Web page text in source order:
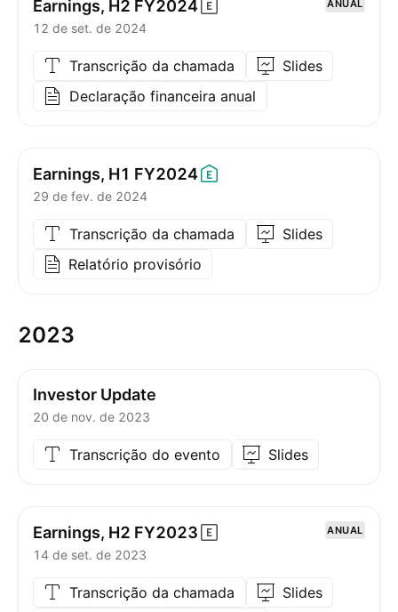
Earnings, H2 FY2024 ANUAL
12 de set. de 2024
Transcrição da chamada
Slides
Declaração financeira anual
Earnings, H1 FY2024
29 de fev. de 2024
Transcrição da chamada
Slides
Relatório provisório
2023
Investor Update
20 de nov. de 2023
Transcrição do evento Slides
Earnings, H2 FY2023 ANUAL
14 de set. de 2023
Transcrição da chamada
Slides